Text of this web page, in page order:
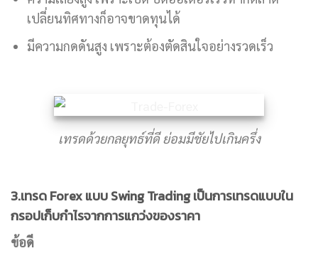
เปลี่ยนทิศทางก็อาจขาดทุนได้
มีความกดดันสูง เพราะต้องตัดสินใจอย่างรวดเร็ว
เทรดด้วยกลยุทธ์ที่ดี ย่อมมีชัยไปเกินครึ่ง
3.เทรด Forex แบบ Swing Trading เป็นการเทรดแบบใน
กรอปเก็บกำไรจากการแกว่งของราคา
ข้อดี